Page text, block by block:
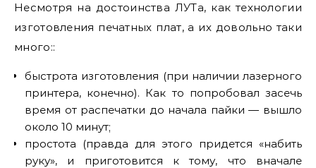
Несмотря на достоинства ЛУТа, как технологии
изготовления печатных плат, а их довольно таки
много::
быстрота изготовления (при наличии лазерного
принтера, конечно). Как то попробовал засечь
время от распечатки до начала пайки — вышло
около 10 минут;
простота (правда для этого придется «набить
руку», и приготовится к тому, что вначале